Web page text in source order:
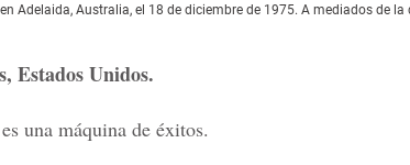
Adelaida, Australia, el 18 de diciembre de 1975. A mediados de
Estados Unidos.
es una máquina de éxitos.